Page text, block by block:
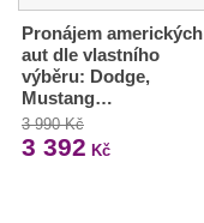
Pronájem amerických
aut dle vlastního
výběru: Dodge,
Mustang…
3 990 Kč
3 392 Kč